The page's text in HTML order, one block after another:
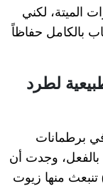
الميتة، لكني
بالكامل حفاظاً
لطرد
برطمانات
بالفعل، وجدت أن
تنبعث منها زيوت